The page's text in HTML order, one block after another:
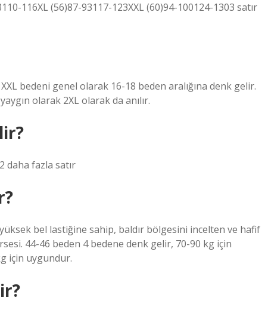
116XL (56)87-93117-123XXL (60)94-100124-1303 satır
bedeni genel olarak 16-18 beden aralığına denk gelir.
olarak 2XL olarak da anılır.
daha fazla satır
bel lastiğine sahip, baldır bölgesini incelten ve hafif
44-46 beden 4 bedene denk gelir, 70-90 kg için
için uygundur.